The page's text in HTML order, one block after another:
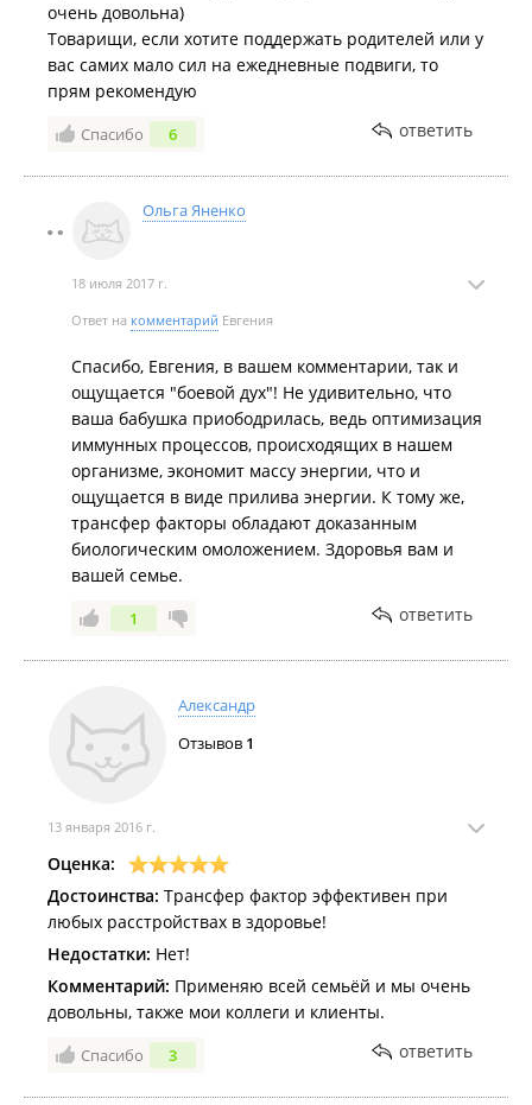
очень довольна)
Товарищи, если хотите поддержать родителей или у
вас самих мало сил на ежедневные подвиги, то
прям рекомендую
Спасибо 6 ответить
Ольга Яненко
18 июля 2017 г.
Ответ на комментарий Евгения
Спасибо, Евгения, в вашем комментарии, так и
ощущается "боевой дух"! Не удивительно, что
ваша бабушка приободрилась, ведь оптимизация
иммунных процессов, происходящих в нашем
организме, экономит массу энергии, что и
ощущается в виде прилива энергии. К тому же,
трансфер факторы обладают доказанным
биологическим омоложением. Здоровья вам и
вашей семье.
1 ответить
Александр
Отзывов 1
13 января 2016 г.
Оценка:
Достоинства: Трансфер фактор эффективен при
любых расстройствах в здоровье!
Недостатки: Нет!
Комментарий: Применяю всей семьёй и мы очень
довольны, также мои коллеги и клиенты.
Спасибо 3 ответить